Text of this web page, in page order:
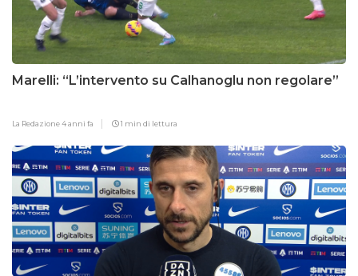
Marelli: “L’intervento su Calhanoglu non regolare”
La Redazione4 anni fa 1 min di lettura